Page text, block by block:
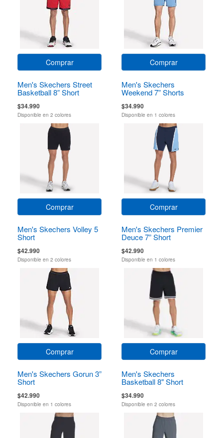
Comprar
Men's Skechers Street
Basketball 8” Short
$34.990
Disponible en 2 colores
Comprar
Men's Skechers
Weekend 7” Shorts
$34.990
Disponible en 1 colores
Comprar
Men's Skechers Volley 5
Short
$42.990
Disponible en 2 colores
Comprar
Men's Skechers Premier
Deuce 7” Short
$42.990
Disponible en 1 colores
Comprar
Men's Skechers Gorun 3”
Short
$42.990
Disponible en 1 colores
Comprar
Men's Skechers
Basketball 8" Short
$34.990
Disponible en 2 colores